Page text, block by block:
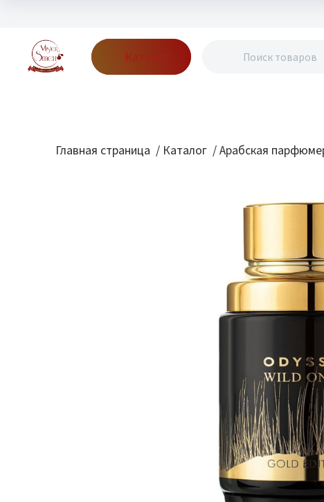
Каталог
Главная страница / Каталог / Арабская